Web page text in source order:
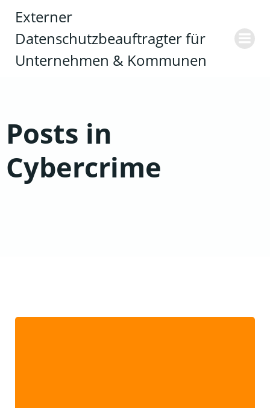
springen
Externer
Datenschutzbeauftragter für
Unternehmen & Kommunen
Posts in
Cybercrime